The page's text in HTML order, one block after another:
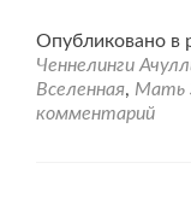
Опубликовано в
Ченнелинги
Вселенная, Мать
комментарий